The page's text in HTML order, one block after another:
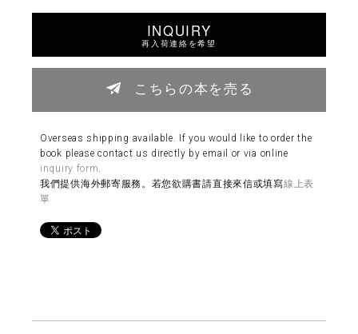
INQUIRY
再入荷連絡を希望
こちらの本を売る
Overseas shipping available. If you would like to order the
book please contact us directly by email or via online
inquiry form.
我們提供海外郵寄服務。若您欲購書請直接來信或填寫線上表
單